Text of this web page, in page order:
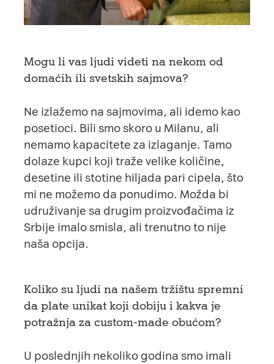
Mogu li vas ljudi videti na nekom od
domaćih ili svetskih sajmova?
Ne izlažemo na sajmovima, ali idemo kao
posetioci. Bili smo skoro u Milanu, ali
nemamo kapacitete za izlaganje. Tamo
dolaze kupci koji traže velike količine,
desetine ili stotine hiljada pari cipela, što
mi ne možemo da ponudimo. Možda bi
udruživanje sa drugim proizvođačima iz
Srbije imalo smisla, ali trenutno to nije
naša opcija.
Koliko su ljudi na našem tržištu spremni
da plate unikat koji dobiju i kakva je
potražnja za custom-made obućom?
U poslednjih nekoliko godina smo imali